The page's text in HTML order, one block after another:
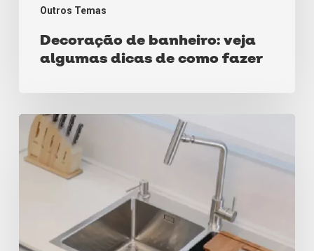
Outros Temas
Decoração de banheiro: veja
algumas dicas de como fazer
Cuba
de
Sobrepor
Embutir?